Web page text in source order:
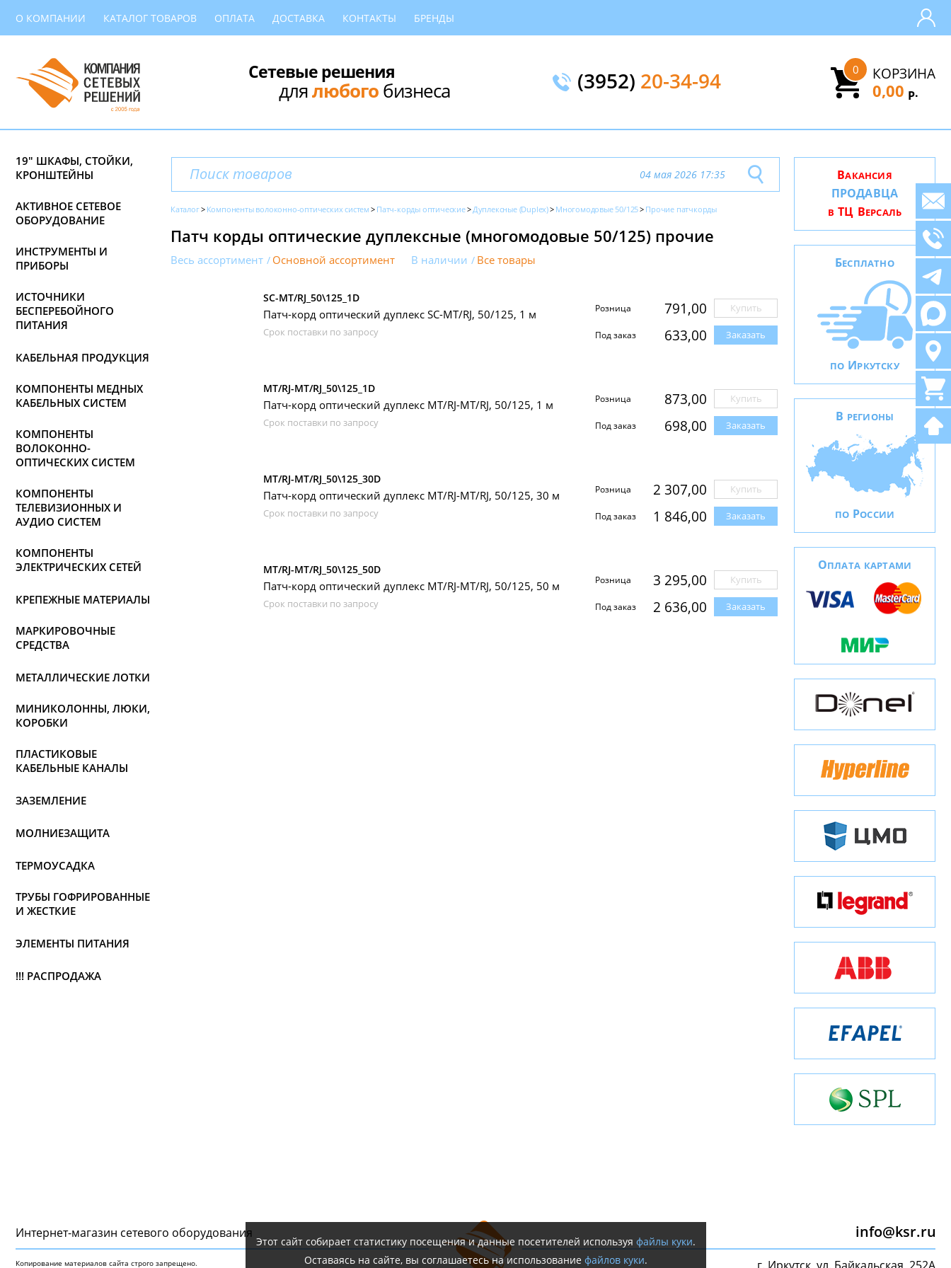
О КОМПАНИИ КАТАЛОГ ТОВАРОВ ОПЛАТА ДОСТАВКА КОНТАКТЫ БРЕНДЫ
Сетевые решения
длялюбогобизнеса (3952) 20-34-94 КОРЗИНА
0
0,00 Р.
19" ШКАФЫ, СТОЙКИ,
КРОНШТЕЙНЫ
АКТИВНОЕ СЕТЕВОЕ
ОБОРУДОВАНИЕ
ИНСТРУМЕНТЫ И
ПРИБОРЫ
ИСТОЧНИКИ
БЕСПЕРЕБОЙНОГО
ПИТАНИЯ
КАБЕЛЬНАЯ ПРОДУКЦИЯ
КОМПОНЕНТЫ МЕДНЫХ
КАБЕЛЬНЫХ СИСТЕМ
КОМПОНЕНТЫ
ВОЛОКОННО-
ОПТИЧЕСКИХ СИСТЕМ
КОМПОНЕНТЫ
ТЕЛЕВИЗИОННЫХ И
АУДИО СИСТЕМ
КОМПОНЕНТЫ
ЭЛЕКТРИЧЕСКИХ СЕТЕЙ
КРЕПЕЖНЫЕ МАТЕРИАЛЫ
МАРКИРОВОЧНЫЕ
СРЕДСТВА
МЕТАЛЛИЧЕСКИЕ ЛОТКИ
МИНИКОЛОННЫ, ЛЮКИ,
КОРОБКИ
ПЛАСТИКОВЫЕ
КАБЕЛЬНЫЕ КАНАЛЫ
ЗАЗЕМЛЕНИЕ
МОЛНИЕЗАЩИТА
ТЕРМОУСАДКА
ТРУБЫ ГОФРИРОВАННЫЕ
И ЖЕСТКИЕ
ЭЛЕМЕНТЫ ПИТАНИЯ
!!! РАСПРОДАЖА
04 мая 2026 17:35
Каталог Компоненты волоконно-оптических систем Патч-корды оптические Дуплексные (Duplex) Многомодовые 50/125 Прочие патчкорды
Патч корды оптические дуплексные (многомодовые 50/125) прочие
Весь ассортимент Основной ассортимент В наличии Все товары
SC-MT/RJ_50\125_1D
Патч-корд оптический дуплекс SC-MT/RJ, 50/125, 1 м
Срок поставки по запросу
Розница 791,00 Купить
Под заказ 633,00 Заказать
MT/RJ-MT/RJ_50\125_1D
Патч-корд оптический дуплекс MT/RJ-MT/RJ, 50/125, 1 м
Срок поставки по запросу
Розница 873,00 Купить
Под заказ 698,00 Заказать
MT/RJ-MT/RJ_50\125_30D
Патч-корд оптический дуплекс MT/RJ-MT/RJ, 50/125, 30 м
Срок поставки по запросу
Розница 2 307,00 Купить
Под заказ 1 846,00 Заказать
MT/RJ-MT/RJ_50\125_50D
Патч-корд оптический дуплекс MT/RJ-MT/RJ, 50/125, 50 м
Срок поставки по запросу
Розница 3 295,00 Купить
Под заказ 2 636,00 Заказать
ВАКАНСИЯ
ПРОДАВЦА
В ТЦ ВЕРСАЛЬ
БЕСПЛАТНО
ПО ИРКУТСКУ
В РЕГИОНЫ
ПО РОССИИ
ОПЛАТА КАРТАМИ
Интернет-магазин сетeвого оборудования
Копирование материалов сайта строго запрещено.
info@ksr.ru
Этот сайт собирает статистику посещения и данные посетителей используя файлы куки.
Оставаясь на сайте, вы соглашаетесь на использование файлов куки.